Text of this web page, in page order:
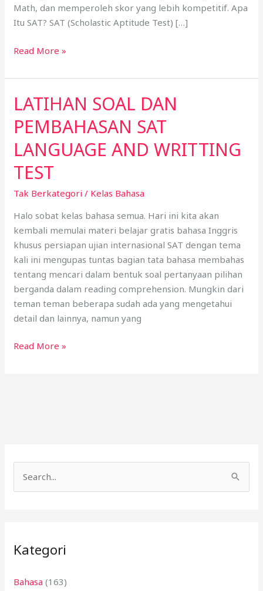
Math, dan memperoleh skor yang lebih kompetitif. Apa
Itu SAT? SAT (Scholastic Aptitude Test) […]
Read More »
LATIHAN SOAL DAN
PEMBAHASAN SAT
LANGUAGE AND WRITTING
TEST
Tak Berkategori / Kelas Bahasa
Halo sobat kelas bahasa semua. Hari ini kita akan
kembali memulai materi belajar gratis bahasa Inggris
khusus persiapan ujian internasional SAT dengan tema
kali ini mengupas tuntas bagian tata bahasa membahas
tentang mencari dalam bentuk soal pertanyaan pilihan
berganda dalam reading comprehension. Mungkin dari
teman teman beberapa sudah ada yang mengetahui
detail dan lainnya, namun yang
LATIHAN
SOAL
DAN
PEMBAHASAN
SAT
LANGUAGE
TEST
Read More »
u
t
Kategori
Bahasa (163)